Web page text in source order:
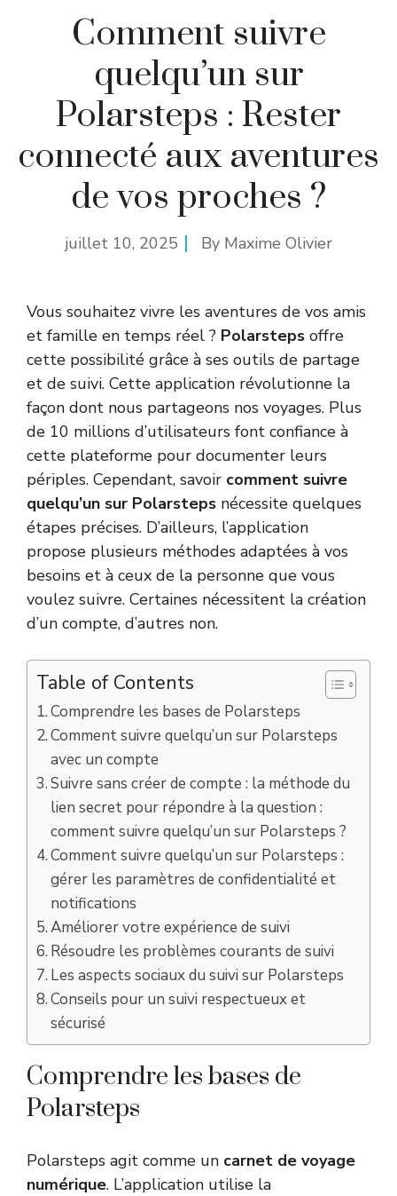
Comment suivre
quelqu’un sur
Polarsteps : Rester
connecté aux aventures
de vos proches ?
juillet 10, 2025 By Maxime Olivier
Vous souhaitez vivre les aventures de vos amis
et famille en temps réel ? Polarsteps offre
cette possibilité grâce à ses outils de partage
et de suivi. Cette application révolutionne la
façon dont nous partageons nos voyages. Plus
de 10 millions d’utilisateurs font confiance à
cette plateforme pour documenter leurs
périples. Cependant, savoir comment suivre
quelqu’un sur Polarsteps nécessite quelques
étapes précises. D’ailleurs, l’application
propose plusieurs méthodes adaptées à vos
besoins et à ceux de la personne que vous
voulez suivre. Certaines nécessitent la création
d’un compte, d’autres non.
Table of Contents
Comprendre les bases de Polarsteps
Comment suivre quelqu’un sur Polarsteps
avec un compte
Suivre sans créer de compte : la méthode du
lien secret pour répondre à la question :
comment suivre quelqu’un sur Polarsteps ?
Comment suivre quelqu’un sur Polarsteps :
gérer les paramètres de confidentialité et
notifications
Améliorer votre expérience de suivi
Résoudre les problèmes courants de suivi
Les aspects sociaux du suivi sur Polarsteps
Conseils pour un suivi respectueux et
sécurisé
Comprendre les bases de
Polarsteps
Polarsteps agit comme un carnet de voyage
numérique. L’application utilise la